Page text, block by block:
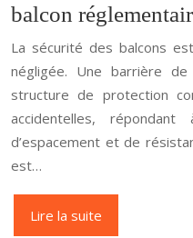
balcon
La sécurité des balcons
négligée. Une barrière
structure de protection
accidentelles,
d’espacement et de
est…
Lire la suite